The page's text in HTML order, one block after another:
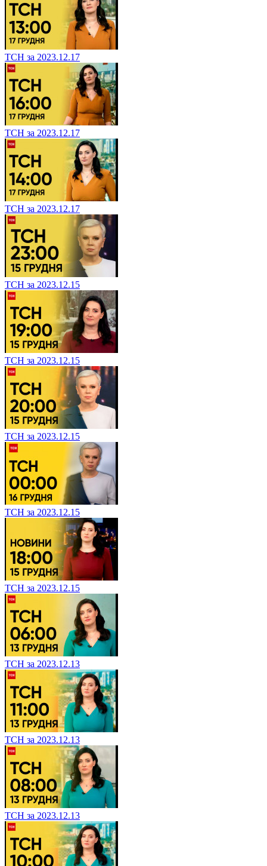
ТСН за 2023.12.17
ТСН за 2023.12.17
ТСН за 2023.12.17
ТСН за 2023.12.15
ТСН за 2023.12.15
ТСН за 2023.12.15
ТСН за 2023.12.15
ТСН за 2023.12.15
ТСН за 2023.12.13
ТСН за 2023.12.13
ТСН за 2023.12.13